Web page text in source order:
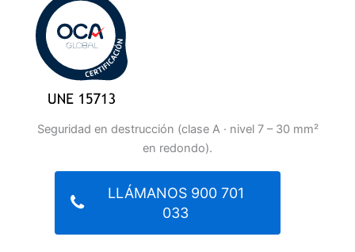
Seguridad en destrucción (clase A · nivel 7 – 30 mm²
en redondo).
LLÁMANOS 900 701
033